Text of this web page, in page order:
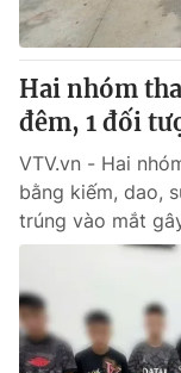
Hai nhóm
đêm, 1 đối
VTV.vn - Hai
bằng kiếm, dao,
trúng vào mắt